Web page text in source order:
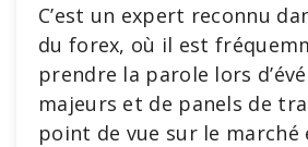
C’est un expert reconnu
du forex, où il est
prendre la parole lors
majeurs et de panels de
point de vue sur le marché